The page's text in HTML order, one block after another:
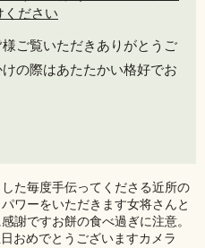
ご覧いただきありがとうご
の際はあたたかい格好でお
た毎度手伝ってくださる近所の
ワーをいただきます女将さんと
謝です️お餅の食べ過ぎに注意。
おめでとうございますカメラ